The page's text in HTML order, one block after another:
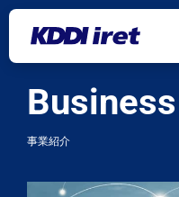
メインコンテンツにスキップ
Business
事業紹介